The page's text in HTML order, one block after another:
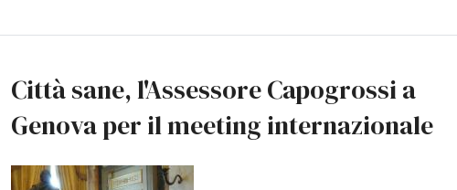
Città sane, l'Assessore Capogrossi a
Genova per il meeting internazionale